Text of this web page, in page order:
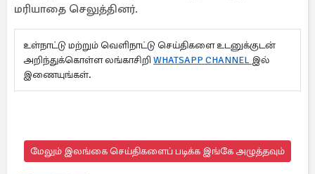
மரியாதை செலுத்தினர்.
உள்நாட்டு மற்றும் வெளிநாட்டு செய்திகளை உடனுக்குடன்
அறிந்துக்கொள்ள லங்காசிறி WHATSAPP CHANNEL இல்
இணையுங்கள்.
மேலும் இலங்கை செய்திகளைப் படிக்க இங்கே அழுத்தவும்